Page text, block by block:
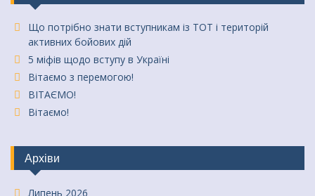
Що потрібно знати вступникам із ТОТ і територій
активних бойових дій
5 міфів щодо вступу в Україні
Вітаємо з перемогою!
ВІТАЄМО!
Вітаємо!
Архіви
Липень 2026